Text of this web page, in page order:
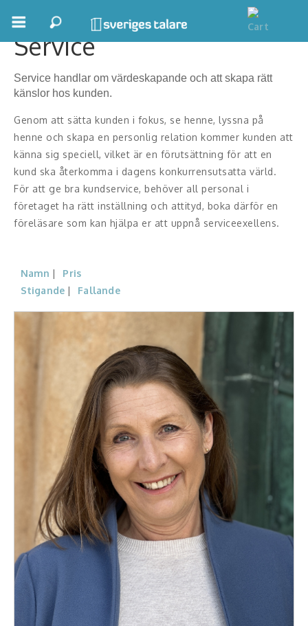
Boka ett möte
Samhällsnytta
Inspiration
Inspirerande Föreläsare
Personlig utveckling, målsättning
Life Stories & Trivsel
Moderator, konferencier
Konferencier
Workshopledare, facilitator
Radio och TV-profiler
Underhållning och event
Event
Humoristiska föredrag
Ljus och belysning
Komiker
Konst
Middagsunderhållning
Service
Service handlar om värdeskapande och att skapa rätt
känslor hos kunden.
Genom att sätta kunden i fokus, se henne, lyssna på
henne och skapa en personlig relation kommer kunden att
känna sig speciell, vilket är en förutsättning för att en
kund ska återkomma i dagens konkurrensutsatta värld.
För att ge bra kundservice, behöver all personal i
företaget ha rätt inställning och attityd, boka därför en
föreläsare som kan hjälpa er att uppnå serviceexellens.
Namn
Pris
Stigande
Fallande